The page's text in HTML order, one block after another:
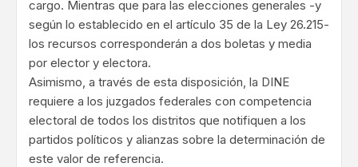
cargo. Mientras que para las elecciones generales -y
según lo establecido en el artículo 35 de la Ley 26.215-
los recursos corresponderán a dos boletas y media
por elector y electora.
Asimismo, a través de esta disposición, la DINE
requiere a los juzgados federales con competencia
electoral de todos los distritos que notifiquen a los
partidos políticos y alianzas sobre la determinación de
este valor de referencia.